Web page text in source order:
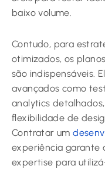
baixo volume.
Contudo, para
otimizados, os
são indispensáveis.
avançados como
analytics
flexibilidade de
Contratar um
experiência garante
expertise para